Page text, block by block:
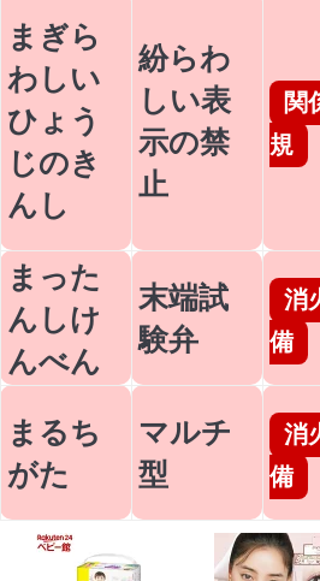
まぎら
わしい
ひょう
じのき
んし
紛らわ
しい表
示の禁
止
関
規
まった
んしけ
んべん
末端試
験弁
消
備
まるち
がた
マルチ
型
消
備